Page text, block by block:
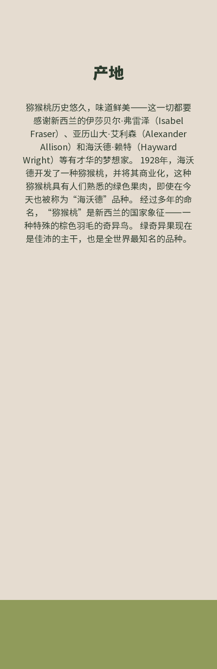
产地
猕猴桃历史悠久，味道鲜美——这一切都要
感谢新西兰的伊莎贝尔·弗雷泽（Isabel
Fraser）、亚历山大·艾利森（Alexander
Allison）和海沃德·赖特（Hayward
Wright）等有才华的梦想家。 1928年，海沃
德开发了一种猕猴桃，并将其商业化，这种
猕猴桃具有人们熟悉的绿色果肉，即使在今
天也被称为“海沃德”品种。 经过多年的命
名，“猕猴桃”是新西兰的国家象征——一
种特殊的棕色羽毛的奇异鸟。 绿奇异果现在
是佳沛的主干，也是全世界最知名的品种。